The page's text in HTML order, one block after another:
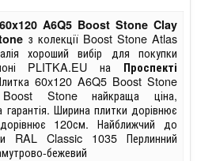
A6Q5 Boost Stone Clay
з колекції Boost Stone Atlas
хороший вибір для покупки
PLITKA.EU на Проспекті
60x120 A6Q5 Boost Stone
Stone найкраща ціна,
Ширина плитки дорівнює
120см. Найближчий до
RAL Classic 1035 Перлинний
бежевий